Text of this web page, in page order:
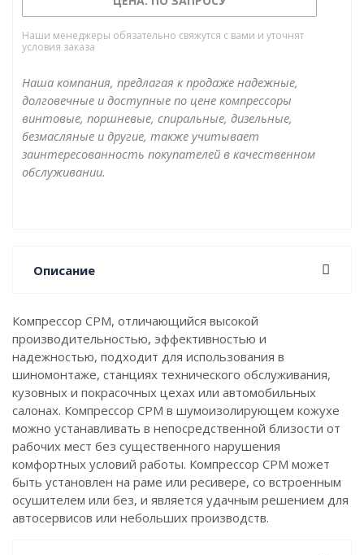
на раме или ресивере, со встроенным осушителем
или без, и является удачным решением для
автосервисов или небольших производств.
Наши менеджеры обязательно свяжутся с вами и уточнят
условия заказа
Наша компания, предлагая к продаже надежные,
долговечные и доступные по цене компрессоры
винтовые, поршневые, спиральные, дизельные,
безмасляные и другие, также учитывает
заинтересованность покупателей в качественном
обслуживании.
Описание
Компрессор CPM, отличающийся высокой
производительностью, эффективностью и
надежностью, подходит для использования в
шиномонтаже, станциях технического обслуживания,
кузовных и покрасочных цехах или автомобильных
салонах. Компрессор CPM в шумоизолирующем кожухе
можно устанавливать в непосредственной близости от
рабочих мест без существенного нарушения
комфортных условий работы. Компрессор CPM может
быть установлен на раме или ресивере, со встроенным
осушителем или без, и является удачным решением для
автосервисов или небольших производств.